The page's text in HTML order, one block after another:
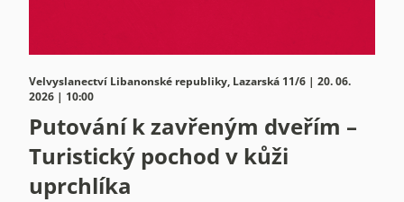
Velvyslanectví Libanonské republiky, Lazarská 11/6 | 20. 06.
2026 | 10:00
Putování k zavřeným dveřím –
Turistický pochod v kůži
uprchlíka